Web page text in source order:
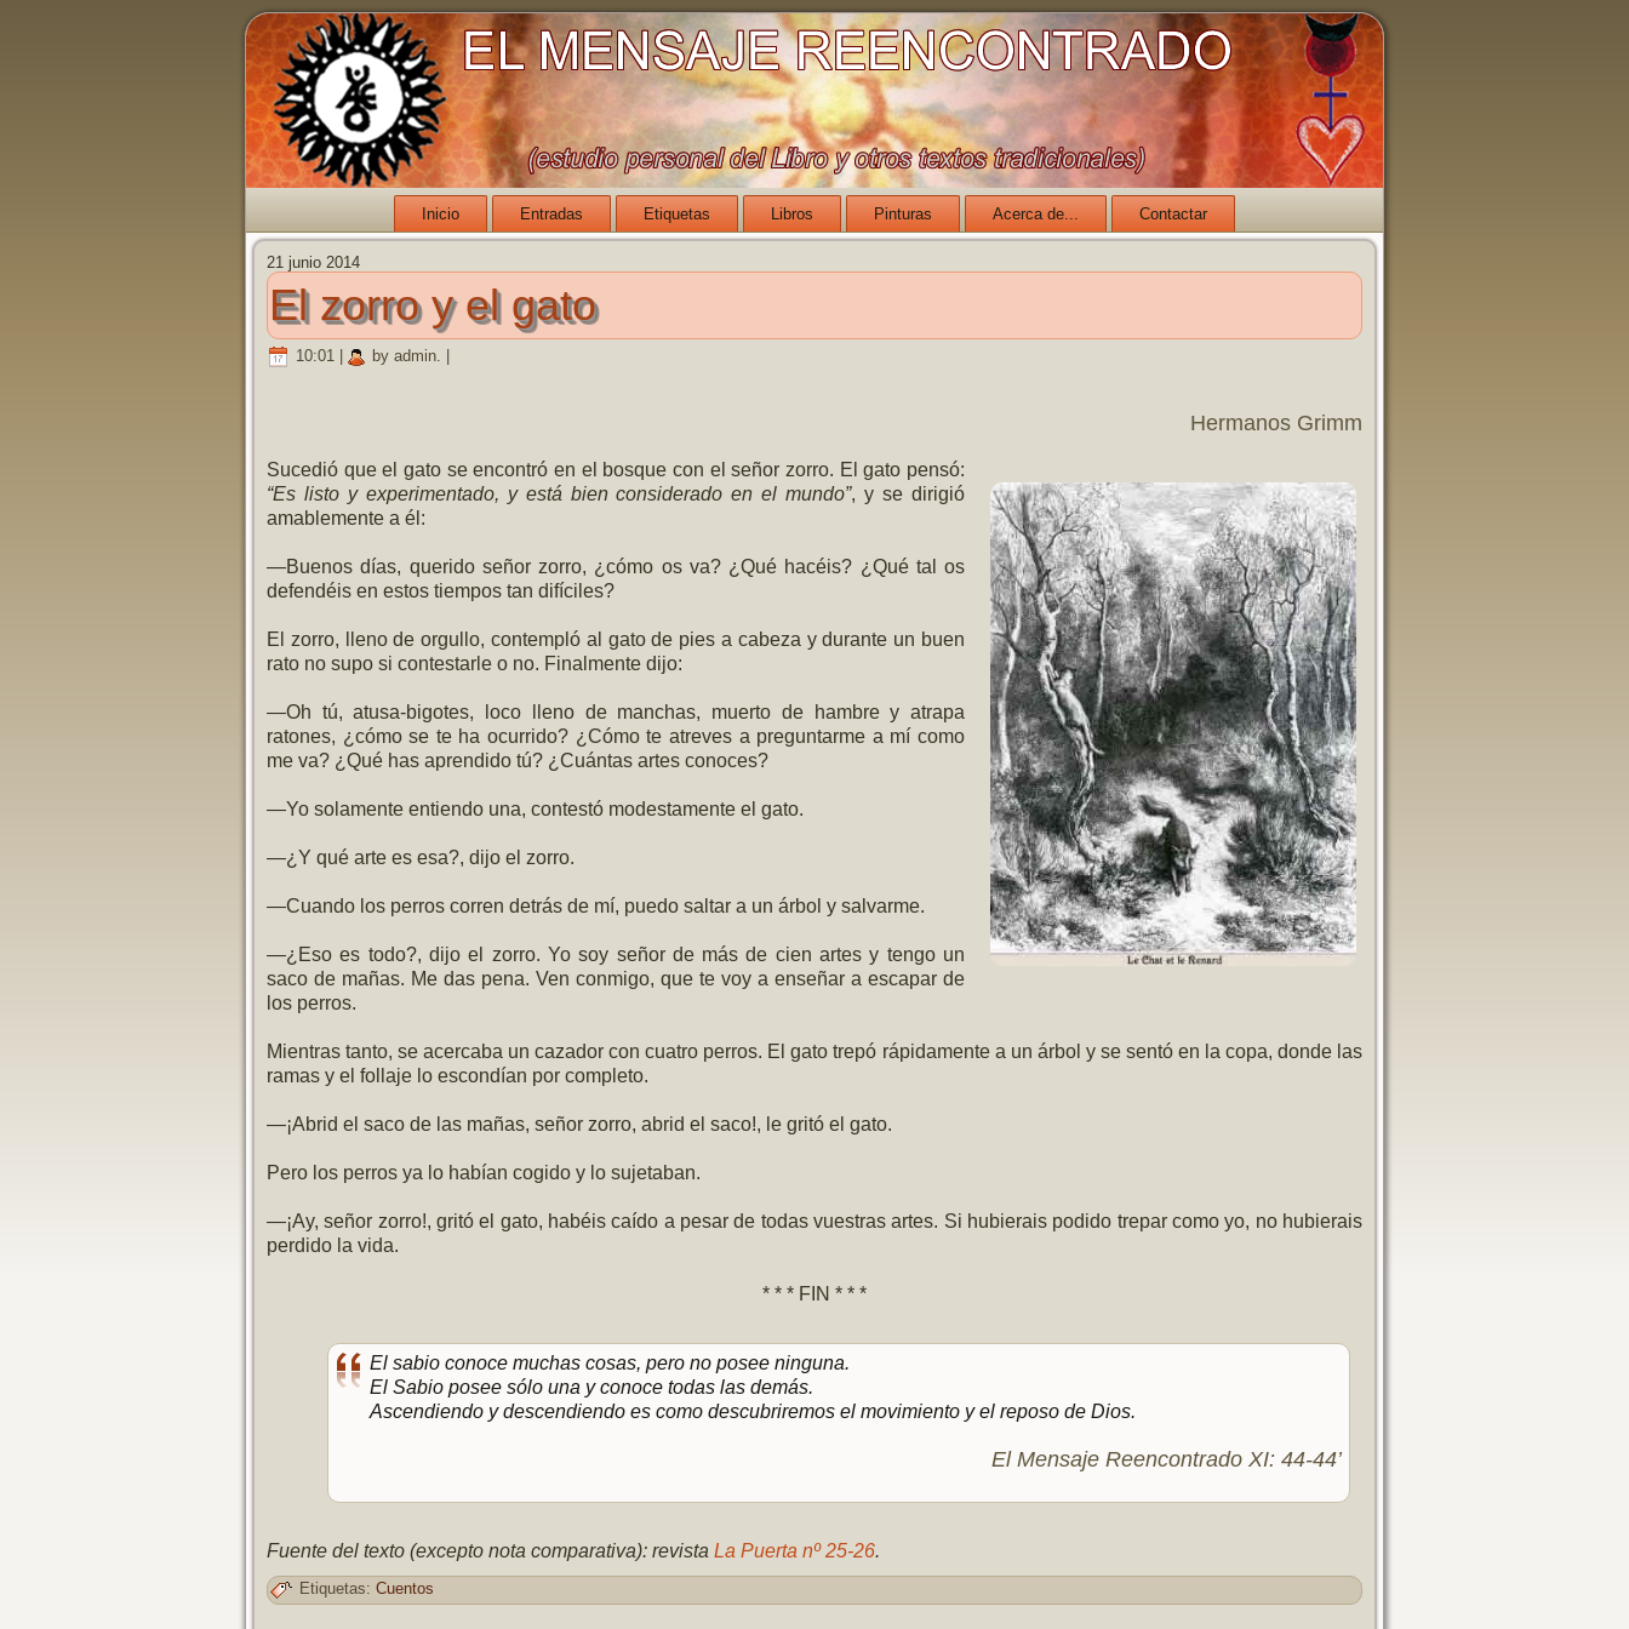
Inicio Entradas Etiquetas Libros Pinturas Acerca de... Contactar
21 junio 2014
El zorro y el gato
10:01 by admin.
Hermanos Grimm
Sucedió que el gato se encontró en el bosque con el señor zorro. El gato pensó:
“Es listo y experimentado, y está bien considerado en el mundo”, y se dirigió
amablemente a él:
—Buenos días, querido señor zorro, ¿cómo os va? ¿Qué hacéis? ¿Qué tal os
defendéis en estos tiempos tan difíciles?
El zorro, lleno de orgullo, contempló al gato de pies a cabeza y durante un buen
rato no supo si contestarle o no. Finalmente dijo:
—Oh tú, atusa-bigotes, loco lleno de manchas, muerto de hambre y atrapa
ratones, ¿cómo se te ha ocurrido? ¿Cómo te atreves a preguntarme a mí como
me va? ¿Qué has aprendido tú? ¿Cuántas artes conoces?
—Yo solamente entiendo una, contestó modestamente el gato.
—¿Y qué arte es esa?, dijo el zorro.
—Cuando los perros corren detrás de mí, puedo saltar a un árbol y salvarme.
—¿Eso es todo?, dijo el zorro. Yo soy señor de más de cien artes y tengo un
saco de mañas. Me das pena. Ven conmigo, que te voy a enseñar a escapar de
los perros.
Mientras tanto, se acercaba un cazador con cuatro perros. El gato trepó rápidamente a un árbol y se sentó en la copa, donde las
ramas y el follaje lo escondían por completo.
—¡Abrid el saco de las mañas, señor zorro, abrid el saco!, le gritó el gato.
Pero los perros ya lo habían cogido y lo sujetaban.
—¡Ay, señor zorro!, gritó el gato, habéis caído a pesar de todas vuestras artes. Si hubierais podido trepar como yo, no hubierais
perdido la vida.
* * * FIN * * *
El sabio conoce muchas cosas, pero no posee ninguna.
El Sabio posee sólo una y conoce todas las demás.
Ascendiendo y descendiendo es como descubriremos el movimiento y el reposo de Dios.
El Mensaje Reencontrado XI: 44-44’
Fuente del texto (excepto nota comparativa): revista La Puerta nº 25-26.
Etiquetas: Cuentos